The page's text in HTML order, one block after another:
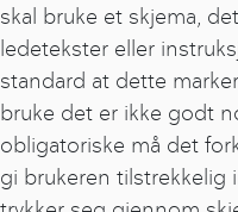
skal bruke et skjema,
ledetekster eller
standard at dette
bruke det er ikke godt
obligatoriske må det
gi brukeren tilstrekkelig